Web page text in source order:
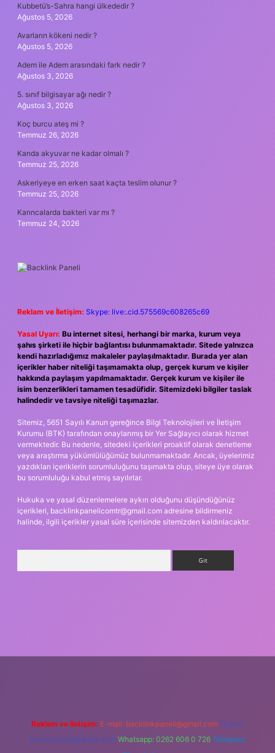
Kubbetü’s-Sahra hangi ülkededir ?
Ağustos 5, 2026
Avarların kökeni nedir ?
Ağustos 5, 2026
Adem ile Adem arasındaki fark nedir ?
Ağustos 3, 2026
5. sınıf bilgisayar ağı nedir ?
Ağustos 3, 2026
Koç burcu ateş mi ?
Temmuz 26, 2026
Kanda akyuvar ne kadar olmalı ?
Temmuz 25, 2026
Askeriyeye en erken saat kaçta teslim olunur ?
Temmuz 25, 2026
Karıncalarda bakteri var mı ?
Temmuz 24, 2026
Reklam ve İletişim: Skype: live:.cid.575569c608265c69
Yasal Uyarı: Bu internet sitesi, herhangi bir marka, kurum veya
şahıs şirketi ile hiçbir bağlantısı bulunmamaktadır. Sitede yalnızca
kendi hazırladığımız makaleler paylaşılmaktadır. Burada yer alan
içerikler haber niteliği taşımamakta olup, gerçek kurum ve kişiler
hakkında paylaşım yapılmamaktadır. Gerçek kurum ve kişiler ile
isim benzerlikleri tamamen tesadüfidir. Sitemizdeki bilgiler taslak
halindedir ve tavsiye niteliği taşımazlar.
Sitemiz, 5651 Sayılı Kanun gereğince Bilgi Teknolojileri ve İletişim
Kurumu (BTK) tarafından onaylanmış bir Yer Sağlayıcı olarak hizmet
vermektedir. Bu nedenle, sitedeki içerikleri proaktif olarak denetleme
veya araştırma yükümlülüğümüz bulunmamaktadır. Ancak, üyelerimiz
yazdıkları içeriklerin sorumluluğunu taşımakta olup, siteye üye olarak
bu sorumluluğu kabul etmiş sayılırlar.
Hukuka ve yasal düzenlemelere aykırı olduğunu düşündüğünüz
içerikleri, backlinkpanelicomtr@gmail.com adresine bildirmeniz
halinde, ilgili içerikler yasal süre içerisinde sitemizden kaldırılacaktır.
Reklam ve İletişim: E-mail: backlinkpaneli@gmail.com Teams:
forumhizmeti@gmail.com Whatsapp: 0262 606 0 726 Telegram: